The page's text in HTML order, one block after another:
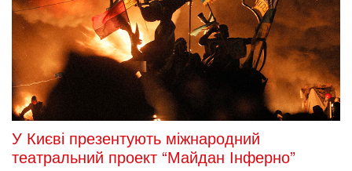
У Києві презентують міжнародний
театральний проект “Майдан Інферно”